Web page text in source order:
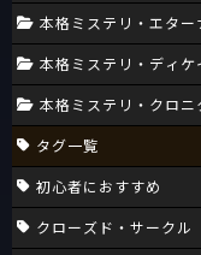
本格ミステリ・エター
本格ミステリ・ディケ
本格ミステリ・クロニ
タグ一覧
初心者におすすめ
クローズド・サークル